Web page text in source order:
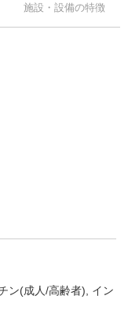
施設・設備の特徴
ン(成人/高齢者)
イン